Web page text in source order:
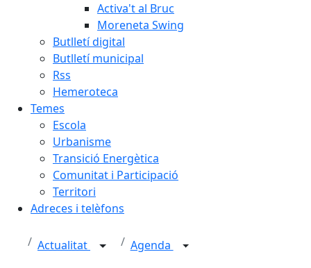
Activa't al Bruc
Moreneta Swing
Butlletí digital
Butlletí municipal
Rss
Hemeroteca
Temes
Escola
Urbanisme
Transició Energètica
Comunitat i Participació
Territori
Adreces i telèfons
Actualitat Agenda